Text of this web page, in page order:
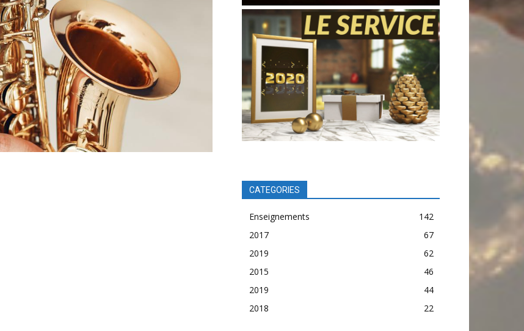
CATEGORIES
Enseignements
142
2017
67
2019
62
2015
46
2019
44
2018
22